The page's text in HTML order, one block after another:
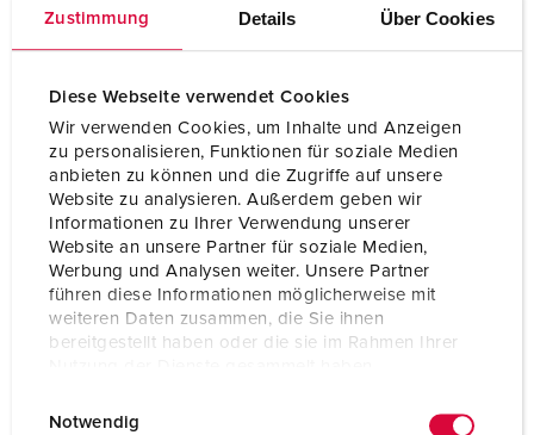
Zustimmung Details Über Cookies
Diese Webseite verwendet Cookies
Wir verwenden Cookies, um Inhalte und Anzeigen
zu personalisieren, Funktionen für soziale Medien
anbieten zu können und die Zugriffe auf unsere
Website zu analysieren. Außerdem geben wir
Informationen zu Ihrer Verwendung unserer
Website an unsere Partner für soziale Medien,
Werbung und Analysen weiter. Unsere Partner
führen diese Informationen möglicherweise mit
weiteren Daten zusammen, die Sie ihnen
bereitgestellt haben oder die sie im Rahmen Ihrer
Notwendig
Platforms,
Inc.
genutzt, um eine
Reihe von
Werbeprodukten
anzuzeigen, zum
Beispiel
Echtzeitgebote
dritter
Werbetreibender.
_gcl_au
[x4]
Google
Wird verwendet, um
die Effizienz der
Monate